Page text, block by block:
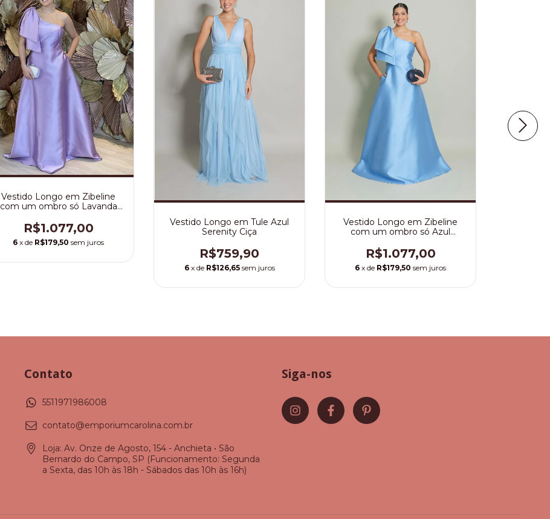
Vestido Longo em Zibeline
com um ombro só Lavanda
R$1.077,00
6 x de R$179,50 sem juros
Vestido Longo em Tule Azul
Serenity Ciça
R$759,90
6 x de R$126,65 sem juros
Vestido Longo em Zibeline
com um ombro só Azul
R$1.077,00
6 x de R$179,50 sem juros
Contato
5511971986008
contato@emporiumcarolina.com.br
Loja: Av. Onze de Agosto, 154 - Anchieta • São
Bernardo do Campo, SP (Funcionamento: Segunda
a Sexta, das 10h às 18h - Sábados das 10h às 16h)
Siga-nos